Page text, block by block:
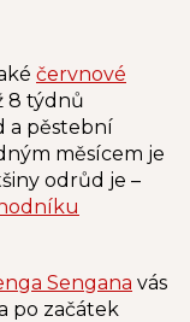
červnové
8 týdnů
a pěstební
měsícem je
odrůd je –
Sengana vás
po začátek